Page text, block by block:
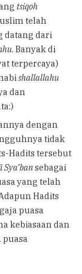
tsiqoh
telah
datang dari
. Banyak di
terpercaya)
shallallahu
dan
dengan
tidak
Hadits tersebut
Sya’bansebagai
yang telah
Hadits
puasa
kebiasaan dan